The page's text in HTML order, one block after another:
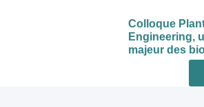
Colloque
Engineering,
majeur des